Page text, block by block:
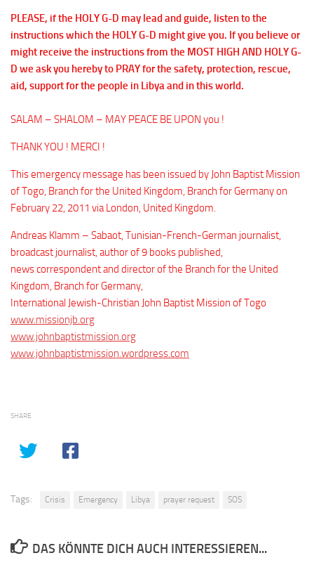
PLEASE, if the HOLY G-D may lead and guide, listen to the
instructions which the HOLY G-D might give you. If you believe or
might receive the instructions from the MOST HIGH AND HOLY G-
D we ask you hereby to PRAY for the safety, protection, rescue,
aid, support for the people in Libya and in this world.
SALAM – SHALOM – MAY PEACE BE UPON you !
THANK YOU ! MERCI !
This emergency message has been issued by John Baptist Mission
of Togo, Branch for the United Kingdom, Branch for Germany on
February 22, 2011 via London, United Kingdom.
Andreas Klamm – Sabaot, Tunisian-French-German journalist,
broadcast journalist, author of 9 books published,
news correspondent and director of the Branch for the United
Kingdom, Branch for Germany,
International Jewish-Christian John Baptist Mission of Togo
www.missionjb.org
www.johnbaptistmission.org
www.johnbaptistmission.wordpress.com
SHARE
Tags: Crisis Emergency Libya prayer request SOS
DAS KÖNNTE DICH AUCH INTERESSIEREN...